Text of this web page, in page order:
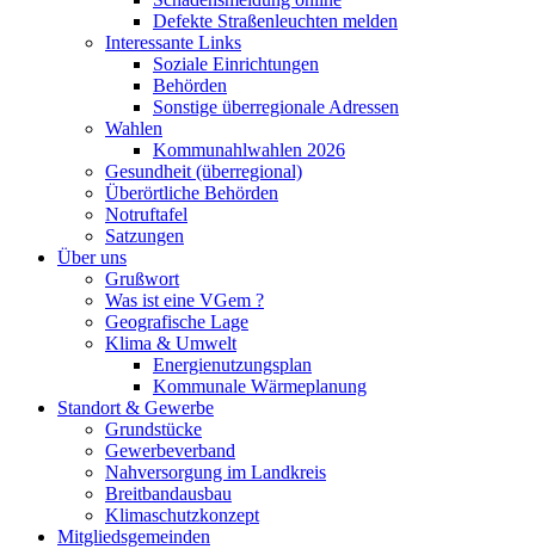
Defekte Straßenleuchten melden
Interessante Links
Soziale Einrichtungen
Behörden
Sonstige überregionale Adressen
Wahlen
Kommunahlwahlen 2026
Gesundheit (überregional)
Überörtliche Behörden
Notruftafel
Satzungen
Über uns
Grußwort
Was ist eine VGem ?
Geografische Lage
Klima & Umwelt
Energienutzungsplan
Kommunale Wärmeplanung
Standort & Gewerbe
Grundstücke
Gewerbeverband
Nahversorgung im Landkreis
Breitbandausbau
Klimaschutzkonzept
Mitgliedsgemeinden